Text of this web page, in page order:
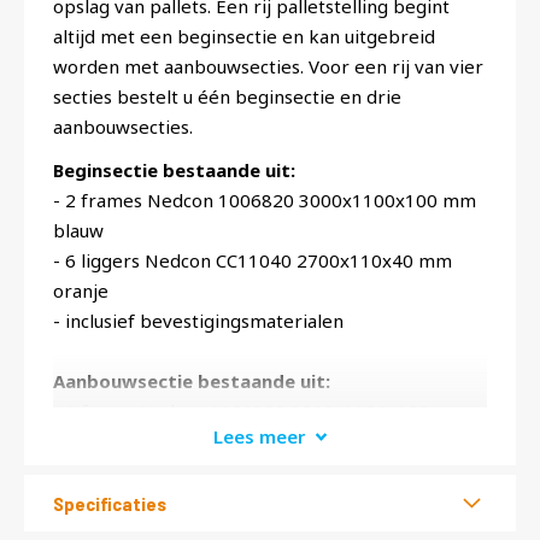
opslag van pallets. Een rij palletstelling begint
altijd met een beginsectie en kan uitgebreid
worden met aanbouwsecties. Voor een rij van vier
secties bestelt u één beginsectie en drie
aanbouwsecties.
Beginsectie bestaande uit:
- 2 frames Nedcon 1006820 3000x1100x100 mm
blauw
- 6 liggers Nedcon CC11040 2700x110x40 mm
oranje
- inclusief bevestigingsmaterialen
Aanbouwsectie bestaande uit:
oranje
Lees meer
Specificaties